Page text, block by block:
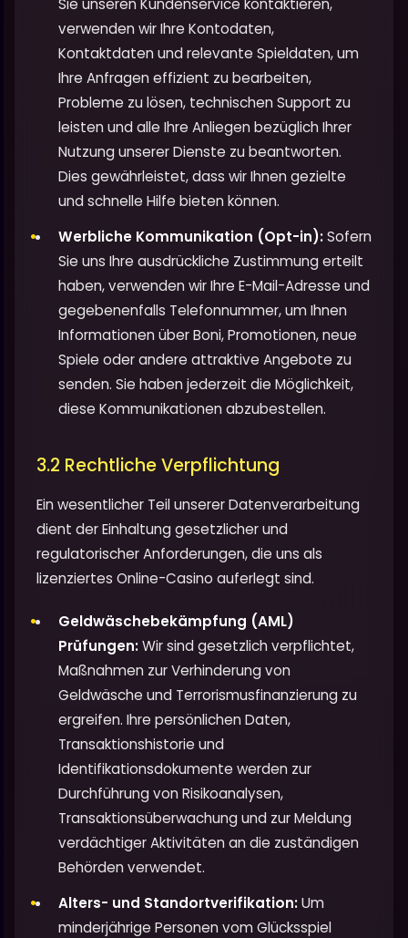
Sie unseren Kundenservice kontaktieren,
verwenden wir Ihre Kontodaten,
Kontaktdaten und relevante Spieldaten, um
Ihre Anfragen effizient zu bearbeiten,
Probleme zu lösen, technischen Support zu
leisten und alle Ihre Anliegen bezüglich Ihrer
Nutzung unserer Dienste zu beantworten.
Dies gewährleistet, dass wir Ihnen gezielte
und schnelle Hilfe bieten können.
Werbliche Kommunikation (Opt-in):Sofern
Sie uns Ihre ausdrückliche Zustimmung erteilt
haben, verwenden wir Ihre E-Mail-Adresse und
gegebenenfalls Telefonnummer, um Ihnen
Informationen über Boni, Promotionen, neue
Spiele oder andere attraktive Angebote zu
senden. Sie haben jederzeit die Möglichkeit,
diese Kommunikationen abzubestellen.
3.2 Rechtliche Verpflichtung
Ein wesentlicher Teil unserer Datenverarbeitung
dient der Einhaltung gesetzlicher und
regulatorischer Anforderungen, die uns als
lizenziertes Online-Casino auferlegt sind.
Geldwäschebekämpfung (AML)
Prüfungen:Wir sind gesetzlich verpflichtet,
Maßnahmen zur Verhinderung von
Geldwäsche und Terrorismusfinanzierung zu
ergreifen. Ihre persönlichen Daten,
Transaktionshistorie und
Identifikationsdokumente werden zur
Durchführung von Risikoanalysen,
Transaktionsüberwachung und zur Meldung
verdächtiger Aktivitäten an die zuständigen
Behörden verwendet.
Alters- und Standortverifikation:Um
minderjährige Personen vom Glücksspiel